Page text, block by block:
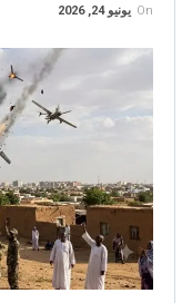
On يونيو 24, 2026